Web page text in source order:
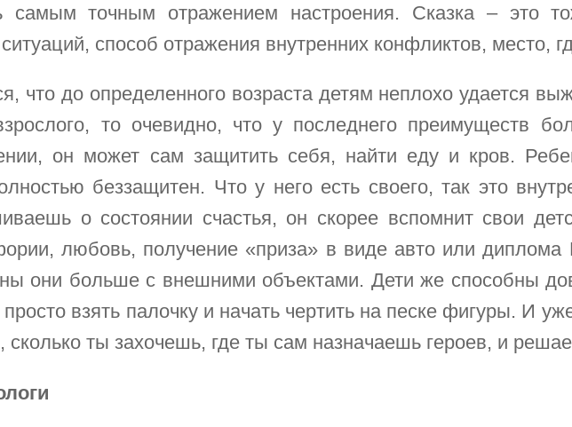
самым точным отражением настроения. Сказка – это
способ отражения внутренних конфликтов, место,
что до определенного возраста детям неплохо удается
то очевидно, что у последнего преимуществ
он может сам защитить себя, найти еду и кров.
беззащитен. Что у него есть своего, так это
о состоянии счастья, он скорее вспомнит свои
любовь, получение «приза» в виде авто или
они больше с внешними объектами. Дети же способны
взять палочку и начать чертить на песке фигуры. И
сколько ты захочешь, где ты сам назначаешь героев, и